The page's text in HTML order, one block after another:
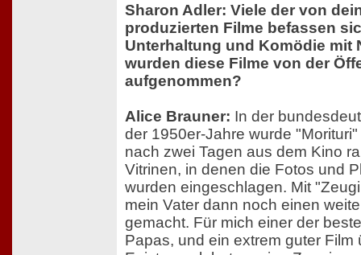
Sharon Adler: Viele der von
produzierten Filme befassen
Unterhaltung und Komödie mit
wurden diese Filme von der
aufgenommen?
Alice Brauner: In der
der 1950er-Jahre wurde
nach zwei Tagen aus dem Kino
Vitrinen, in denen die Fotos und
wurden eingeschlagen. Mit
mein Vater dann noch einen
gemacht. Für mich einer der
Papas, und ein extrem guter Film